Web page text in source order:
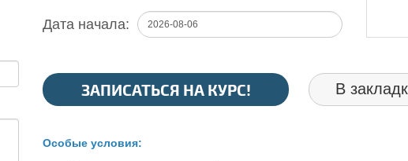
Дата начала:
ЗАПИСАТЬСЯ НА КУРС! В
Особые условия: